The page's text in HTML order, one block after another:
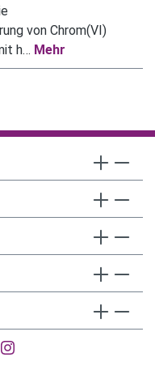
von Chrom(VI)
h… Mehr